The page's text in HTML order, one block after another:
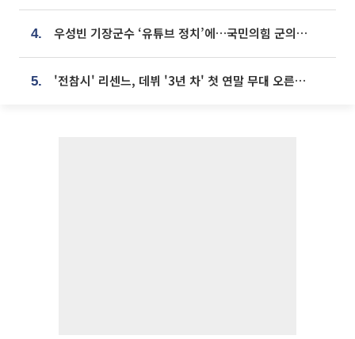
4. 우성빈 기장군수 ‘유튜브 정치’에…국민의힘 군의원들 집단 반발
5. '전참시' 리센느, 데뷔 '3년 차' 첫 연말 무대 오른다⋯"그동안 섭외 안 와"